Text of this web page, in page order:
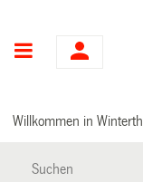
Willkommen in